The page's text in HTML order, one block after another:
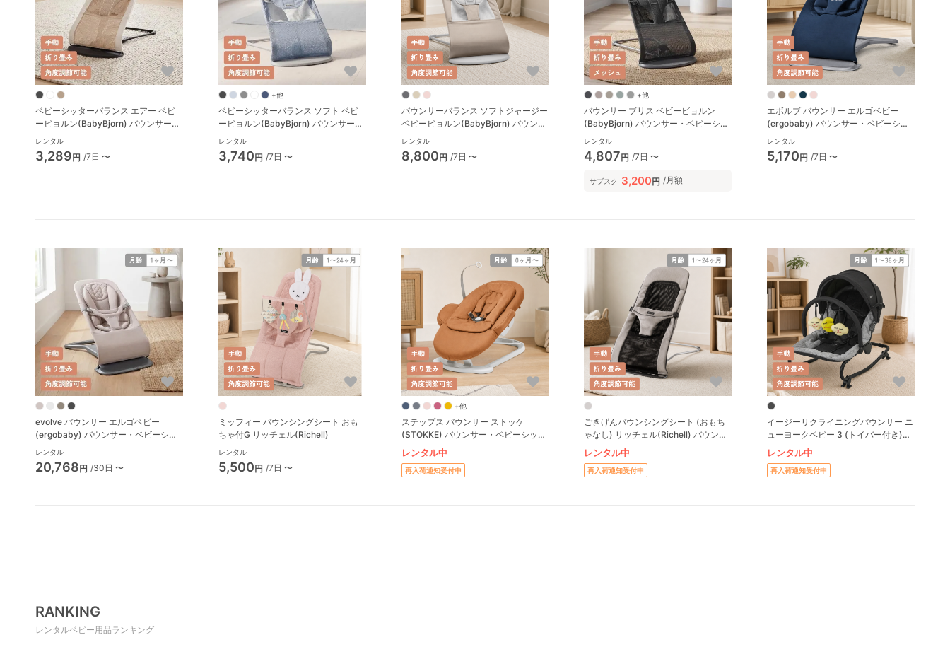
ベビーシッターバランス エアー ベビ
ービョルン(BabyBjorn) バウンサー・
ベビーシッター
レンタル
3,289円 /7日 〜
+他
ベビーシッターバランス ソフト ベビ
ービョルン(BabyBjorn) バウンサー・
ベビーシッター
レンタル
3,740円 /7日 〜
バウンサーバランス ソフトジャージー
ベビービョルン(BabyBjorn) バウンサ
ー・ベビーシッター
レンタル
8,800円 /7日 〜
+他
バウンサー ブリス ベビービョルン
(BabyBjorn) バウンサー・ベビーシッ
ター
レンタル
4,807円 /7日 〜
サブスク 3,200円 /月額
エボルブ バウンサー エルゴベビー
(ergobaby) バウンサー・ベビーシッ
ター
レンタル
5,170円 /7日 〜
evolve バウンサー エルゴベビー
(ergobaby) バウンサー・ベビーシッ
レンタル
20,768円 /30日 〜
ミッフィー バウンシングシート おも
ちゃ付G リッチェル(Richell)
レンタル
5,500円 /7日 〜
+他
ステップス バウンサー ストッケ
(STOKKE) バウンサー・ベビーシッタ
ー R003
レンタル中
再入荷通知受付中
ごきげんバウンシングシート (おもち
ゃなし) リッチェル(Richell) バウンサ
ー・ベビーシッター
レンタル中
再入荷通知受付中
イージーリクライニングバウンサー ニ
ューヨークベビー 3 (トイバー付き)
(NewYork・Baby 3) バウンシングタ
イプバウンサー カトージ(KATOJI)
レンタル中
再入荷通知受付中
RANKING
レンタルベビー用品ランキング